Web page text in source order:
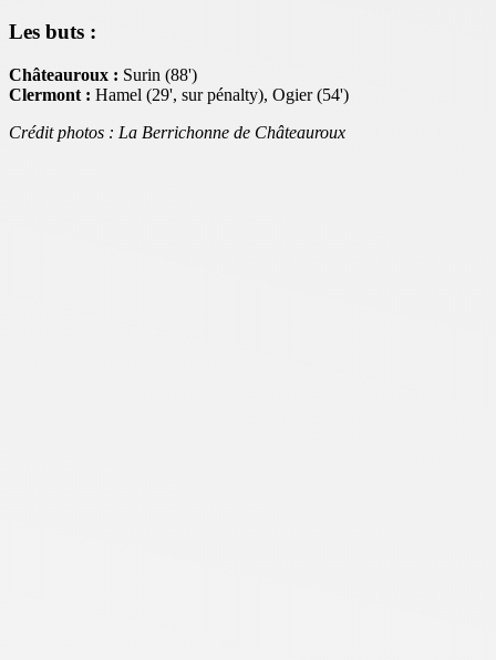
Les buts :
Châteauroux : Surin (88')
Clermont : Hamel (29', sur pénalty), Ogier (54')
Crédit photos : La Berrichonne de Châteauroux